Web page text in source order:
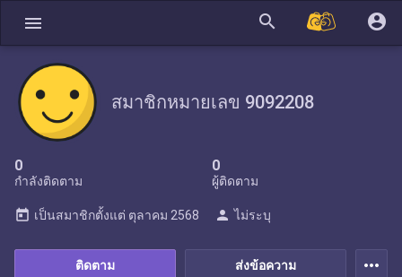
menu search account_circle
สมาชิกหมายเลข 9092208
0
กำลังติดตาม
0
ผู้ติดตาม
ส่งข้อความ
ติดตาม
today เป็นสมาชิกตั้งแต่ ตุลาคม 2568 person ไม่ระบุ
more_horiz